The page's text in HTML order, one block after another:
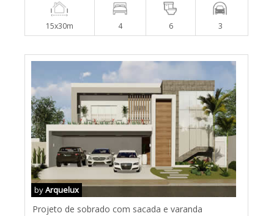
15x30m 4 6 3
byArquelux
Projeto de sobrado com sacada e varanda